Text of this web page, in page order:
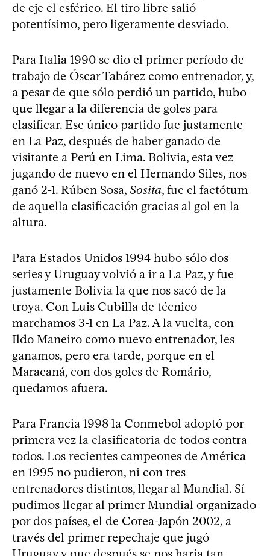
de eje el esférico. El tiro libre salió
potentísimo, pero ligeramente desviado.
Para Italia 1990 se dio el primer período de
trabajo de Óscar Tabárez como entrenador, y,
a pesar de que sólo perdió un partido, hubo
que llegar a la diferencia de goles para
clasificar. Ese único partido fue justamente
en La Paz, después de haber ganado de
visitante a Perú en Lima. Bolivia, esta vez
jugando de nuevo en el Hernando Siles, nos
ganó 2-1. Rúben Sosa, Sosita, fue el factótum
de aquella clasificación gracias al gol en la
altura.
Para Estados Unidos 1994 hubo sólo dos
series y Uruguay volvió a ir a La Paz, y fue
justamente Bolivia la que nos sacó de la
troya. Con Luis Cubilla de técnico
marchamos 3-1 en La Paz. A la vuelta, con
Ildo Maneiro como nuevo entrenador, les
ganamos, pero era tarde, porque en el
Maracaná, con dos goles de Romário,
quedamos afuera.
Para Francia 1998 la Conmebol adoptó por
primera vez la clasificatoria de todos contra
todos. Los recientes campeones de América
en 1995 no pudieron, ni con tres
entrenadores distintos, llegar al Mundial. Sí
pudimos llegar al primer Mundial organizado
por dos países, el de Corea-Japón 2002, a
través del primer repechaje que jugó